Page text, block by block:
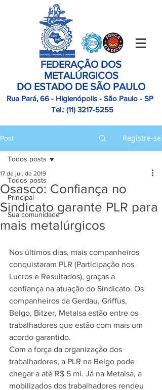
FEDERAÇÃO DOS
METALÚRGICOS
DO ESTADO DE SÃO PAULO
Rua Pará, 66 - Higienópolis - São Paulo - SP
Tel.: (11) 3217-5255
Post Registre-se
Todos posts
Principal
Sua comunidade
Todos posts
Osasco: Confiança no
Sindicato garante PLR para
mais metalúrgicos
17 de jul. de 2019
Nos últimos dias, mais companheiros
conquistaram PLR (Participação nos
Lucros e Resultados), graças a
confiança na atuação do Sindicato. Os
companheiros da Gerdau, Griffus,
Belgo, Bitzer, Metalsa estão entre os
trabalhadores que estão com mais um
acordo garantido.
Com a força da organização dos
trabalhadores, a PLR na Belgo pode
chegar a até R$ 5 mi. Já na Metalsa, a
mobilizados dos trabalhadores rendeu